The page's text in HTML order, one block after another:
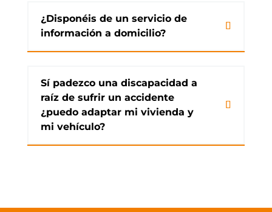
¿Disponéis de un servicio de
información a domicilio?
Sí padezco una discapacidad a
raíz de sufrir un accidente
¿puedo adaptar mi vivienda y
mi vehículo?